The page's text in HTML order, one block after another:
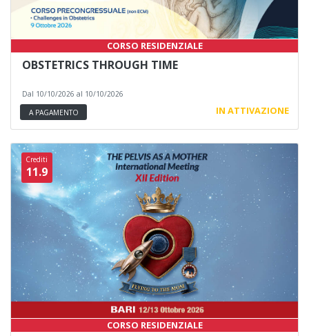
CORSO RESIDENZIALE
OBSTETRICS THROUGH TIME
Dal 10/10/2026 al 10/10/2026
A PAGAMENTO
IN ATTIVAZIONE
Crediti
11.9
CORSO RESIDENZIALE